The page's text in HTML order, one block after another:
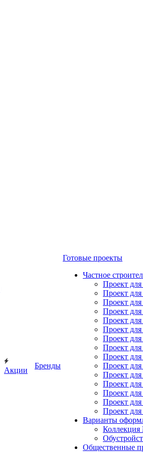
Акции
Бренды
Готовые проекты
Частное
Проект
Проект
Проект
Проект
Проект
Проект
Проект
Проект
Проект
Проект
Проект
Проект
Проект
Проект
Проект
Варианты
Коллекция
Общественные